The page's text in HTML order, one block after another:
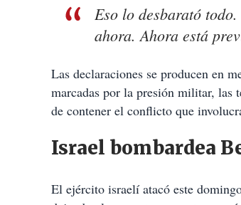
Eso lo desbarató
ahora. Ahora está
Las declaraciones se producen en
marcadas por la presión militar, las
de contener el conflicto que
Israel bombardea
El ejército israelí atacó este